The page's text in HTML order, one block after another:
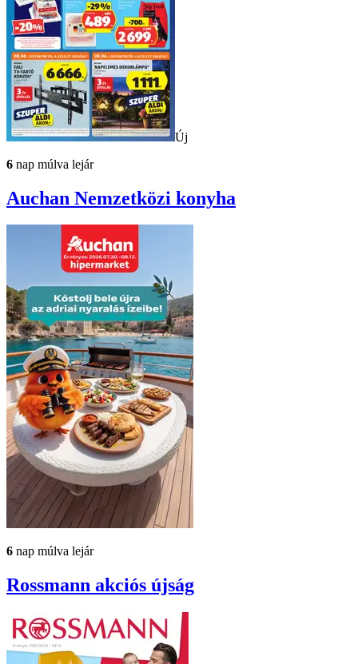
Új
6 nap múlva lejár
Auchan Nemzetközi konyha
6 nap múlva lejár
Rossmann akciós újság